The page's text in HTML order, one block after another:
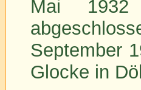
Mai 1932
September
Glocke in